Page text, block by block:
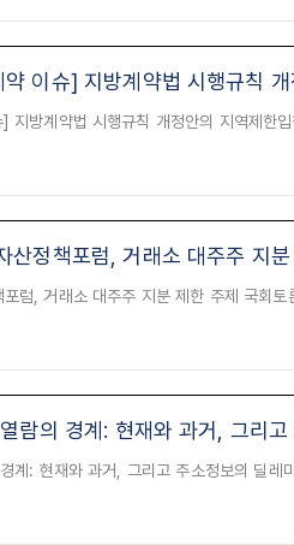
이슈] 지방계약법 시행규칙
산정책포럼, 거래소 대주주 지
람의 경계: 현재와 과거, 그리